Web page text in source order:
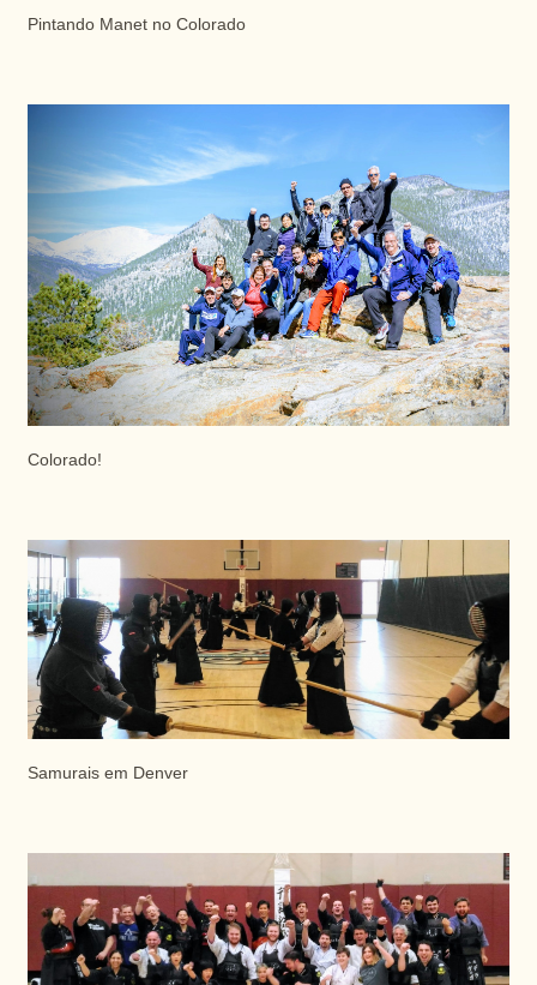
Pintando Manet no Colorado
Colorado!
Samurais em Denver